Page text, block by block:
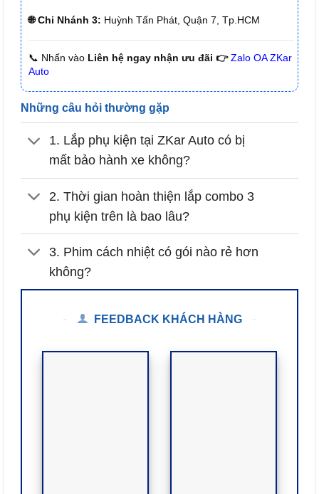
🌐 Chi Nhánh 3: Huỳnh Tấn Phát, Quận 7, Tp.HCM
📞 Nhấn vào Liên hệ ngay nhận ưu đãi 👉 Zalo OA ZKar
Auto
Những câu hỏi thường gặp
1. Lắp phụ kiện tại ZKar Auto có bị
mất bảo hành xe không?
2. Thời gian hoàn thiện lắp combo 3
phụ kiện trên là bao lâu?
3. Phim cách nhiệt có gói nào rẻ hơn
không?
FEEDBACK KHÁCH HÀNG